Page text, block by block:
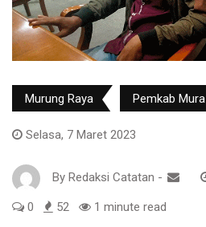
Murung Raya Pemkab Mura
Selasa, 7 Maret 2023
By Redaksi Catatan -
0 52 1 minute read